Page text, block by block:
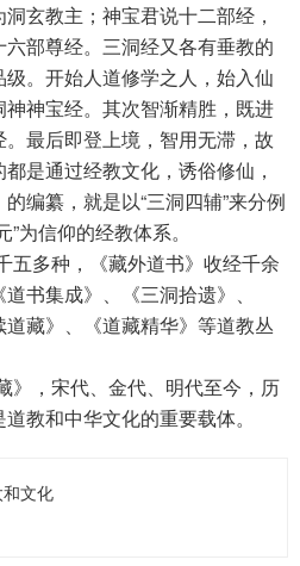
玄教主；神宝君说十二部经，
部尊经。三洞经又各有垂教的
。开始人道修学之人，始入仙
神宝经。其次智渐精胜，既进
最后即登上境，智用无滞，故
是通过经教文化，诱俗修仙，
编纂，就是以“三洞四辅”来分例
为信仰的经教体系。
五多种，《藏外道书》收经千余
书集成》、《三洞拾遗》、
道藏》、《道藏精华》等道教丛
》，宋代、金代、明代至今，历
道教和中华文化的重要载体。
文化